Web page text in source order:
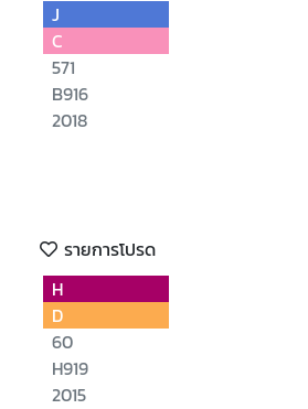
J
C
571
B916
2018
รายการโปรด
H
D
60
H919
2015